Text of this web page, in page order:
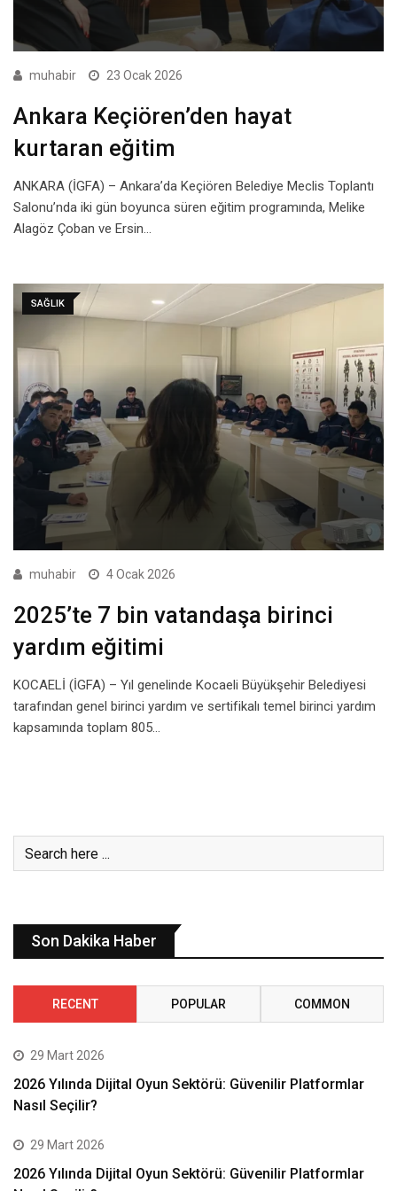
muhabir 23 Ocak 2026
Ankara Keçiören’den hayat
kurtaran eğitim
ANKARA (İGFA) – Ankara’da Keçiören Belediye Meclis Toplantı
Salonu’nda iki gün boyunca süren eğitim programında, Melike
Alagöz Çoban ve Ersin…
SAĞLIK
muhabir 4 Ocak 2026
2025’te 7 bin vatandaşa birinci
yardım eğitimi
KOCAELİ (İGFA) – Yıl genelinde Kocaeli Büyükşehir Belediyesi
tarafından genel birinci yardım ve sertifikalı temel birinci yardım
kapsamında toplam 805…
Son Dakika Haber
RECENT POPULAR COMMON
29 Mart 2026
2026 Yılında Dijital Oyun Sektörü: Güvenilir Platformlar
Nasıl Seçilir?
29 Mart 2026
2026 Yılında Dijital Oyun Sektörü: Güvenilir Platformlar